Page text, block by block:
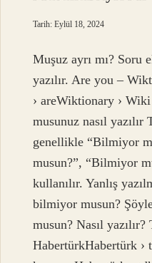
Tarih: Eylül 18, 2024
Muşuz ayrı mı? Soru
yazılır. Are you –
› areWiktionary ›
musunuz nasıl
genellikle “Bilmiyor
musun?”, “Bilmiyor
kullanılır. Yanlış
bilmiyor musun?
musun? Nasıl
HabertürkHabertürk ›